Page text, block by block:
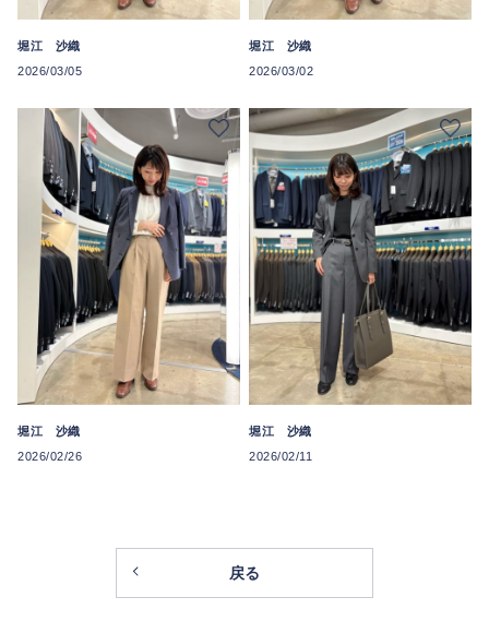
堀江 沙織
2026/03/05
堀江 沙織
2026/03/02
堀江 沙織
2026/02/26
堀江 沙織
2026/02/11
戻る